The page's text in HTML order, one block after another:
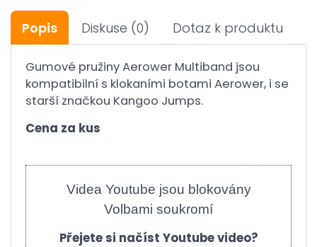
Popis Diskuse (0) Dotaz k produktu
Gumové pružiny Aerower Multiband jsou
kompatibilní s klokaními botami Aerower, i se
starší značkou Kangoo Jumps.
Cena za kus
Videa Youtube jsou blokovány
Volbami soukromí
Přejete si načíst Youtube video?